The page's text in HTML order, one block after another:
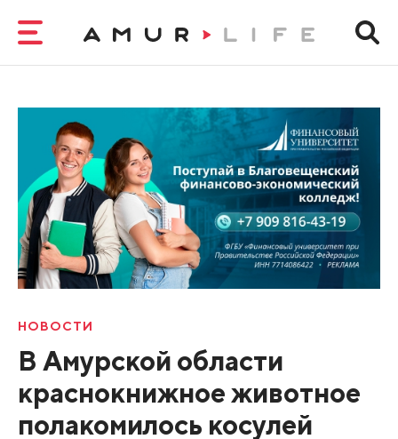
НОВОСТИ
В Амурской области
краснокнижное животное
полакомилось косулей